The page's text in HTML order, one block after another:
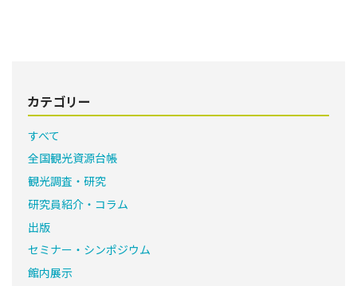
カテゴリー
すべて
全国観光資源台帳
観光調査・研究
研究員紹介・コラム
出版
セミナー・シンポジウム
館内展示